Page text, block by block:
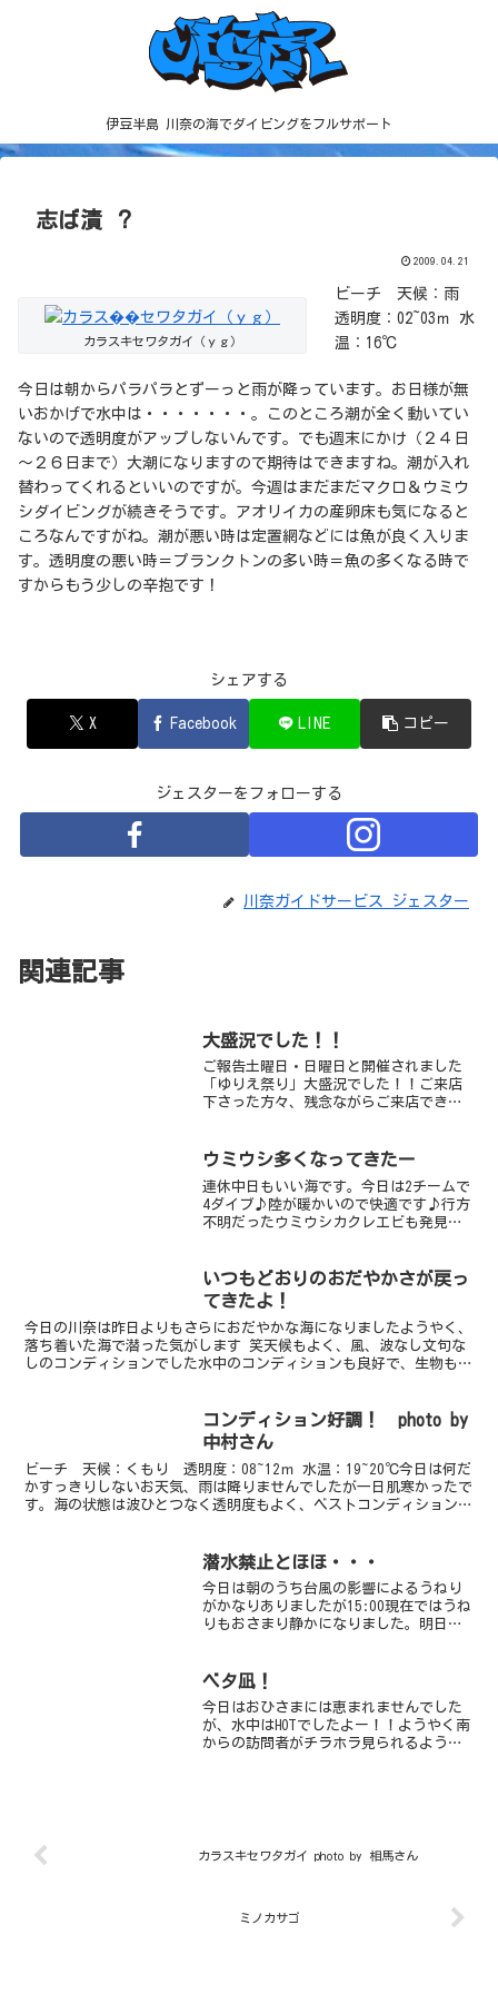
伊豆半島 川奈の海でダイビングをフルサポート
志ば漬 ？
2009.04.21
カラスキセワタガイ（ｙｇ）
ビーチ 天候：雨
透明度：02~03ｍ 水
温：16℃
今日は朝からパラパラとずーっと雨が降っています。お日様が無
いおかげで水中は・・・・・・・。このところ潮が全く動いてい
ないので透明度がアップしないんです。でも週末にかけ（２４日
～２６日まで）大潮になりますので期待はできますね。潮が入れ
替わってくれるといいのですが。今週はまだまだマクロ＆ウミウ
シダイビングが続きそうです。アオリイカの産卵床も気になると
ころなんですがね。潮が悪い時は定置網などには魚が良く入りま
す。透明度の悪い時＝プランクトンの多い時＝魚の多くなる時で
すからもう少しの辛抱です！
シェアする
X Facebook LINE コピー
ジェスターをフォローする
川奈ガイドサービス ジェスター
関連記事
大盛況でした！！
ご報告土曜日・日曜日と開催されました
「ゆりえ祭り」大盛況でした！！ご来店
下さった方々、残念ながらご来店できな
えさんが帰ってきたときには、暖かくお
ウミウシ多くなってきたー
連休中日もいい海です。今日は2チームで
4ダイブ♪陸が暖かいので快適です♪行方
不明だったウミウシカクレエビも発見さ
てくらいそこら中に湧いてます（笑）地
味なウミウシです...
いつもどおりのおだやかさが戻っ
てきたよ！
今日の川奈は昨日よりもさらにおだやかな海になりましたようやく、
落ち着いた海で潜った気がします 笑天候もよく、風、波なし文句な
しのコンディションでした水中のコンディションも良好で、生物も豊
コンディション好調！ photo by
中村さん
ビーチ 天候：くもり 透明度：08~12ｍ 水温：19~20℃今日は何だ
かすっきりしないお天気、雨は降りませんでしたが一日肌寒かったで
す。海の状態は波ひとつなく透明度もよく、ベストコンディションで
潜水禁止とほほ・・・
今日は朝のうち台風の影響によるうねり
がかなりありましたが15:00現在ではうね
りもおさまり静かになりました。明日は
ベタ凪！
今日はおひさまには恵まれませんでした
が、水中はHOTでしたよー！！ようやく南
からの訪問者がチラホラ見られるように
カラスキセワタガイ photo by 相馬さん
ミノカサゴ